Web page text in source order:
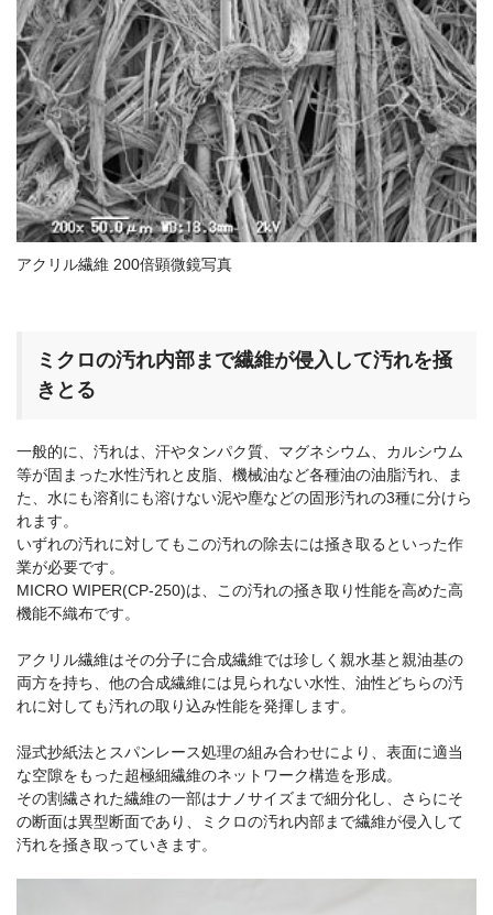
アクリル繊維 200倍顕微鏡写真
ミクロの汚れ内部まで繊維が侵入して汚れを掻
きとる
一般的に、汚れは、汗やタンパク質、マグネシウム、カルシウム
等が固まった水性汚れと皮脂、機械油など各種油の油脂汚れ、ま
た、水にも溶剤にも溶けない泥や塵などの固形汚れの3種に分けら
れます。
いずれの汚れに対してもこの汚れの除去には掻き取るといった作
業が必要です。
MICRO WIPER(CP-250)は、この汚れの掻き取り性能を高めた高
機能不織布です。
アクリル繊維はその分子に合成繊維では珍しく親水基と親油基の
両方を持ち、他の合成繊維には見られない水性、油性どちらの汚
れに対しても汚れの取り込み性能を発揮します。
湿式抄紙法とスパンレース処理の組み合わせにより、表面に適当
な空隙をもった超極細繊維のネットワーク構造を形成。
その割繊された繊維の一部はナノサイズまで細分化し、さらにそ
の断面は異型断面であり、ミクロの汚れ内部まで繊維が侵入して
汚れを掻き取っていきます。